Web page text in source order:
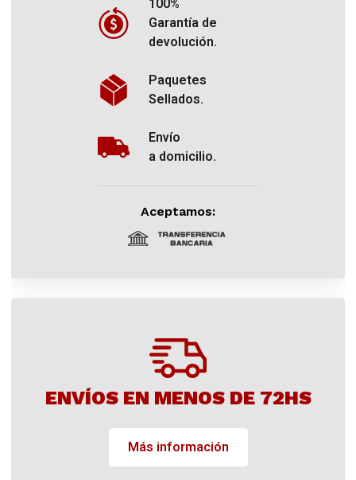
100%
Garantía de
devolución.
Paquetes
Sellados.
Envío
a domicilio.
Aceptamos:
ENVÍOS EN MENOS DE 72HS
Más información